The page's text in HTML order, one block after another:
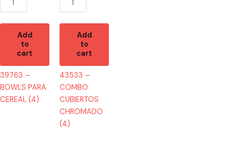
Add
to
cart
39763 –
BOWLS PARA
CEREAL (4)
Add
to
cart
43533 –
COMBO
CUBIERTOS
CHROMADO
(4)